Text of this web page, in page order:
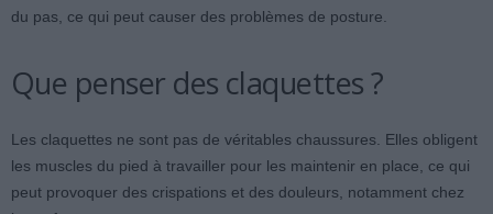
du pas, ce qui peut causer des problèmes de posture.
Que penser des claquettes ?
Les claquettes ne sont pas de véritables chaussures. Elles obligent
les muscles du pied à travailler pour les maintenir en place, ce qui
peut provoquer des crispations et des douleurs, notamment chez